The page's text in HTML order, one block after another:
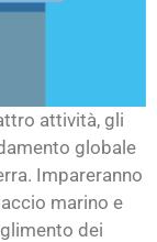
attività, gli
globale
Impareranno
marino e
dei